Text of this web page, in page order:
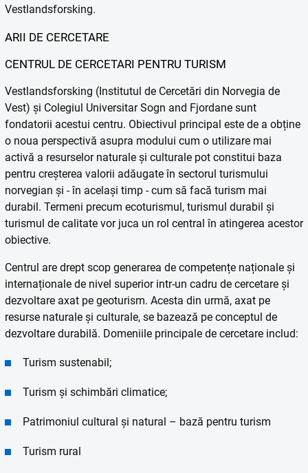
Vestlandsforsking.
ARII DE CERCETARE
CENTRUL DE CERCETARI PENTRU TURISM
Vestlandsforsking (Institutul de Cercetări din Norvegia de
Vest) și Colegiul Universitar Sogn and Fjordane sunt
fondatorii acestui centru. Obiectivul principal este de a obține
o noua perspectivă asupra modului cum o utilizare mai
activă a resurselor naturale și culturale pot constitui baza
pentru creșterea valorii adăugate în sectorul turismului
norvegian și - în același timp - cum să facă turism mai
durabil. Termeni precum ecoturismul, turismul durabil și
turismul de calitate vor juca un rol central în atingerea acestor
obiective.
Centrul are drept scop generarea de competențe naționale și
internaționale de nivel superior intr-un cadru de cercetare și
dezvoltare axat pe geoturism. Acesta din urmă, axat pe
resurse naturale și culturale, se bazează pe conceptul de
dezvoltare durabilă. Domeniile principale de cercetare includ:
Turism sustenabil;
Turism și schimbări climatice;
Patrimoniul cultural și natural – bază pentru turism
Turism rural